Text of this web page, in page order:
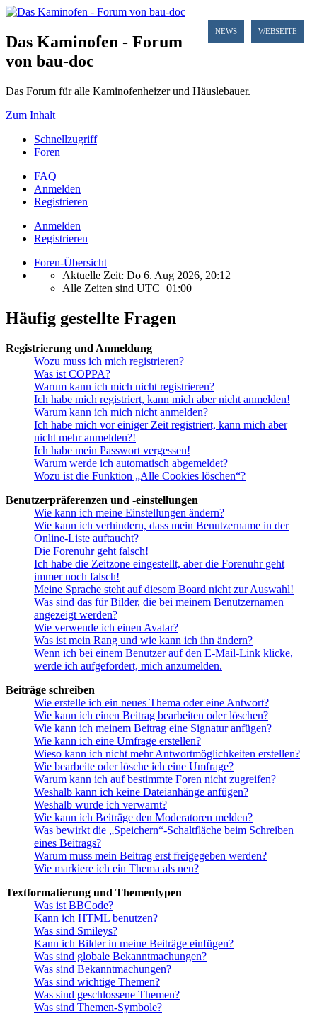
WEBSEITE
NEWS
Das Kaminofen - Forum
von bau-doc
Das Forum für alle Kaminofenheizer und Häuslebauer.
Zum Inhalt
Schnellzugriff
Foren
FAQ
Anmelden
Registrieren
Anmelden
Registrieren
Foren-Übersicht
Aktuelle Zeit: Do 6. Aug 2026, 20:12
Alle Zeiten sind UTC+01:00
Häufig gestellte Fragen
Registrierung und Anmeldung
Wozu muss ich mich registrieren?
Was ist COPPA?
Warum kann ich mich nicht registrieren?
Ich habe mich registriert, kann mich aber nicht anmelden!
Warum kann ich mich nicht anmelden?
Ich habe mich vor einiger Zeit registriert, kann mich aber
nicht mehr anmelden?!
Ich habe mein Passwort vergessen!
Warum werde ich automatisch abgemeldet?
Wozu ist die Funktion „Alle Cookies löschen“?
Benutzerpräferenzen und -einstellungen
Wie kann ich meine Einstellungen ändern?
Wie kann ich verhindern, dass mein Benutzername in der
Online-Liste auftaucht?
Die Forenuhr geht falsch!
Ich habe die Zeitzone eingestellt, aber die Forenuhr geht
immer noch falsch!
Meine Sprache steht auf diesem Board nicht zur Auswahl!
Was sind das für Bilder, die bei meinem Benutzernamen
angezeigt werden?
Wie verwende ich einen Avatar?
Was ist mein Rang und wie kann ich ihn ändern?
Wenn ich bei einem Benutzer auf den E-Mail-Link klicke,
werde ich aufgefordert, mich anzumelden.
Beiträge schreiben
Wie erstelle ich ein neues Thema oder eine Antwort?
Wie kann ich einen Beitrag bearbeiten oder löschen?
Wie kann ich meinem Beitrag eine Signatur anfügen?
Wie kann ich eine Umfrage erstellen?
Wieso kann ich nicht mehr Antwortmöglichkeiten erstellen?
Wie bearbeite oder lösche ich eine Umfrage?
Warum kann ich auf bestimmte Foren nicht zugreifen?
Weshalb kann ich keine Dateianhänge anfügen?
Weshalb wurde ich verwarnt?
Wie kann ich Beiträge den Moderatoren melden?
Was bewirkt die „Speichern“-Schaltfläche beim Schreiben
eines Beitrags?
Warum muss mein Beitrag erst freigegeben werden?
Wie markiere ich ein Thema als neu?
Textformatierung und Thementypen
Was ist BBCode?
Kann ich HTML benutzen?
Was sind Smileys?
Kann ich Bilder in meine Beiträge einfügen?
Was sind globale Bekanntmachungen?
Was sind Bekanntmachungen?
Was sind wichtige Themen?
Was sind geschlossene Themen?
Was sind Themen-Symbole?